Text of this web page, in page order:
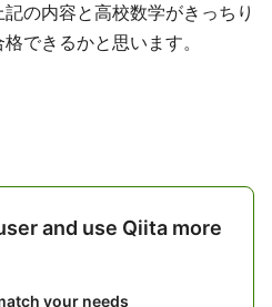
の内容と高校数学がきっちり
できるかと思います。
and use Qiita more
your needs